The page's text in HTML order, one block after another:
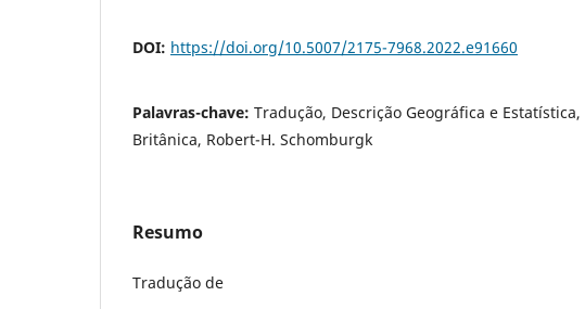
DOI: https://doi.org/10.5007/2175-7968.2022.e91660
Palavras-chave: Tradução, Descrição Geográfica e Estatística,
Britânica, Robert-H. Schomburgk
Resumo
Tradução de